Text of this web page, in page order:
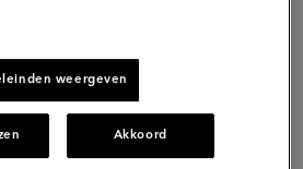
afkomstig van een echte
weergeven
Akkoord